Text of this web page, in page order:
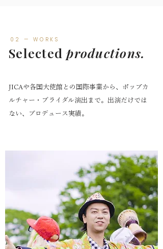
02 — WORKS
Selectedproductions.
JICAや各国大使館との国際事業から、ポップカ
ルチャー・ブライダル演出まで。出演だけでは
ない、プロデュース実績。